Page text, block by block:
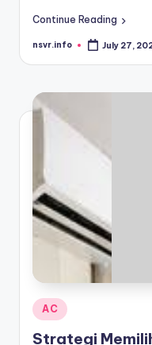
Continue Reading
Posted
nsvr.info July 27,
Posted
in
AC
Strategi